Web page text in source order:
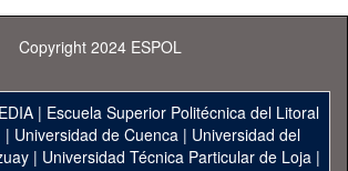
Copyright 2024 ESPOL
| Escuela Superior Politécnica del Litoral
| Universidad de Cuenca| Universidad del
| Universidad Técnica Particular de Loja|